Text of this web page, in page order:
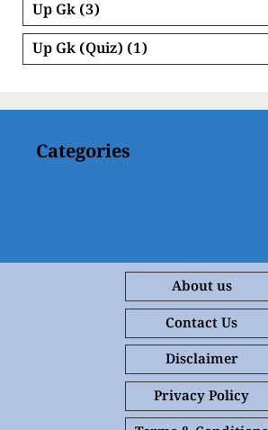
Up Gk (3)
Up Gk (Quiz) (1)
Categories
About us
Contact Us
Disclaimer
Privacy Policy